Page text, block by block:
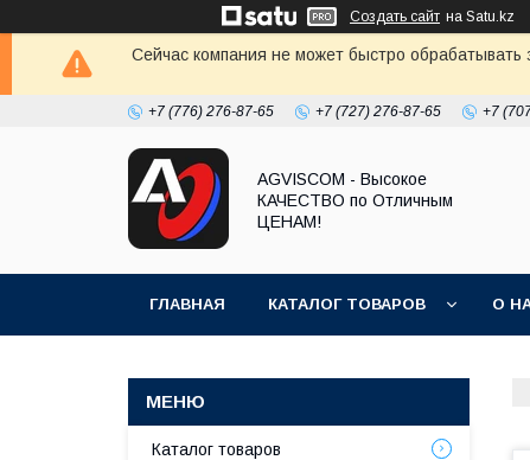
Создать сайт на Satu.kz
Сейчас компания не может быстро
+7 (776) 276-87-65 +7 (727) 276-87-65 +7
AGVISCOM - Высокое
КАЧЕСТВО по Отличным
ЦЕНАМ!
ГЛАВНАЯ КАТАЛОГ ТОВАРОВ О
Каталог товаров